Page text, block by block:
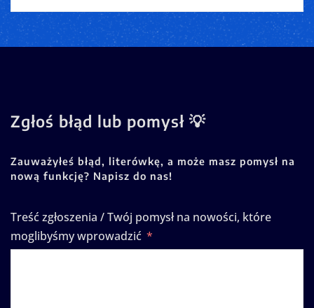
Zgłoś błąd lub pomysł 💡
Zauważyłeś błąd, literówkę, a może masz pomysł na
nową funkcję? Napisz do nas!
Treść zgłoszenia / Twój pomysł na nowości, które
moglibyśmy wprowadzić